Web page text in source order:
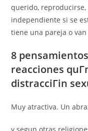
querido,
independiente si se
tiene una pareja o
8
reacciones
distracciГіn
Muy atractiva. Un